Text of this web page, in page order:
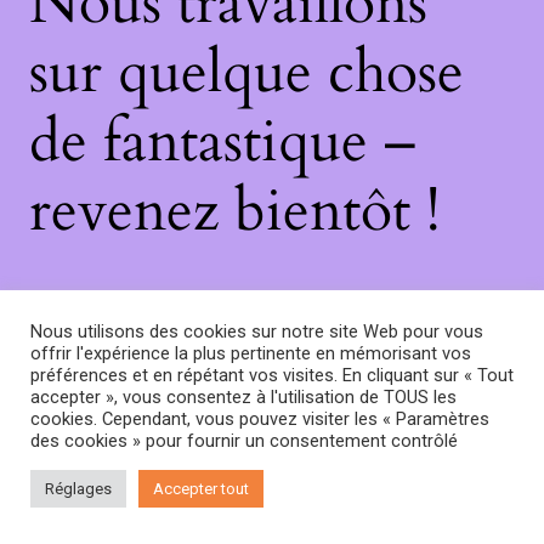
sur quelque chose
de fantastique –
revenez bientôt !
Nous utilisons des cookies sur notre site Web pour vous
offrir l'expérience la plus pertinente en mémorisant vos
préférences et en répétant vos visites. En cliquant sur « Tout
accepter », vous consentez à l'utilisation de TOUS les
cookies. Cependant, vous pouvez visiter les « Paramètres
des cookies » pour fournir un consentement contrôlé
Réglages Accepter tout